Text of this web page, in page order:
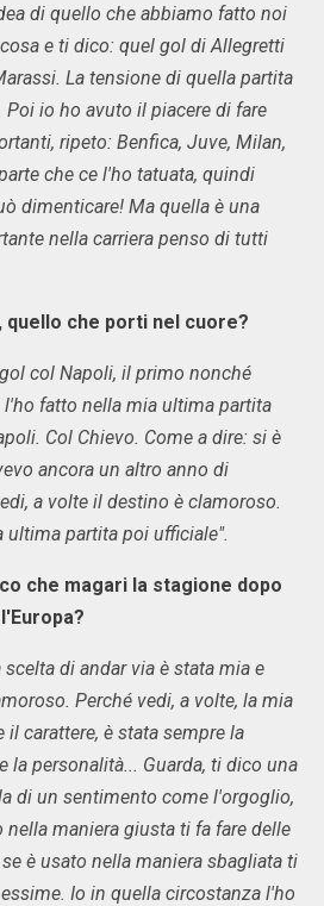
di quello che abbiamo fatto noi
e ti dico: quel gol di Allegretti
La tensione di quella partita
io ho avuto il piacere di fare
ripeto: Benfica, Juve, Milan,
che ce l'ho tatuata, quindi
dimenticare! Ma quella è una
nella carriera penso di tutti
quello che porti nel cuore?
col Napoli, il primo nonché
l'ho fatto nella mia ultima partita
Col Chievo. Come a dire: si è
ancora un altro anno di
a volte il destino è clamoroso.
ultima partita poi ufficiale".
che magari la stagione dopo
scelta di andar via è stata mia e
Perché vedi, a volte, la mia
il carattere, è stata sempre la
la personalità... Guarda, ti dico una
di un sentimento come l'orgoglio,
maniera giusta ti fa fare delle
è usato nella maniera sbagliata ti
Io in quella circostanza l'ho